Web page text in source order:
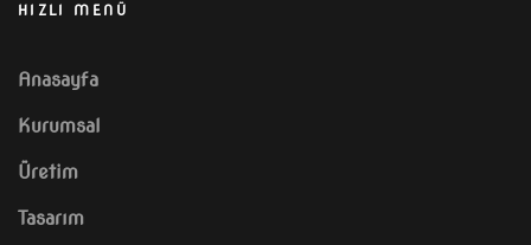
HIZLI MENÜ
Anasayfa
Kurumsal
Üretim
Tasarım